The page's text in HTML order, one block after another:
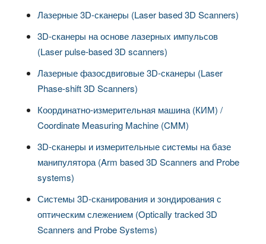
Лазерные 3D-сканеры (Laser based 3D Scanners)
3D-сканеры на основе лазерных импульсов
(Laser pulse-based 3D scanners)
Лазерные фазосдвиговые 3D-сканеры (Laser
Phase-shift 3D Scanners)
Координатно-измерительная машина (КИМ) /
Coordinate Measuring Machine (CMM)
3D-сканеры и измерительные системы на базе
манипулятора (Arm based 3D Scanners and Probe
systems)
Системы 3D-сканирования и зондирования с
оптическим слежением (Optically tracked 3D
Scanners and Probe Systems)